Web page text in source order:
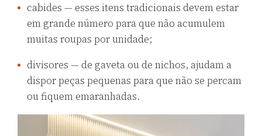
cabides — esses itens tradicionais devem estar
em grande número para que não acumulem
muitas roupas por unidade;
divisores — de gaveta ou de nichos, ajudam a
dispor peças pequenas para que não se percam
ou fiquem emaranhadas.